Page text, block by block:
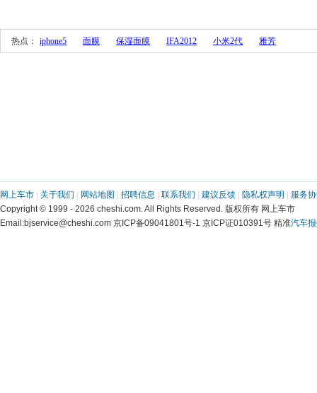
热点： iphone5 面膜 保湿面膜 IFA2012 小米2代 雅芳
网上车市 关于我们 网站地图 招聘信息 联系我们 建议反馈 隐私权声明
服务
Copyright © 1999 - 2026 cheshi.com. All Rights Reserved. 版权所有 网上车市
Email:bjservice@cheshi.com 京ICP备09041801号-1 京ICP证010391号 精准汽车